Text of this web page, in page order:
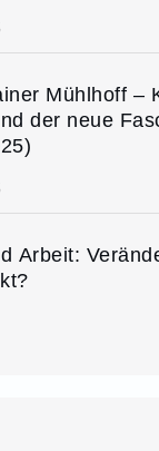
Mühlhoff –
der neue
Arbeit: